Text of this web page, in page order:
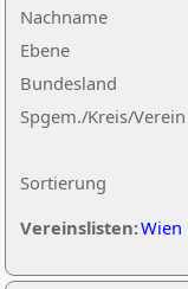
Nachname
Ebene
Sortierung
Bundesland
Spgem./Kreis/Verein
Vereinslisten:Wien